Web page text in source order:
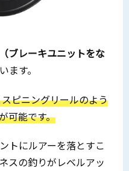
ブレーキユニットをな
ます。
ピニングリールのよう
可能です。
トにルアーを落とすこ
スの釣りがレベルアッ